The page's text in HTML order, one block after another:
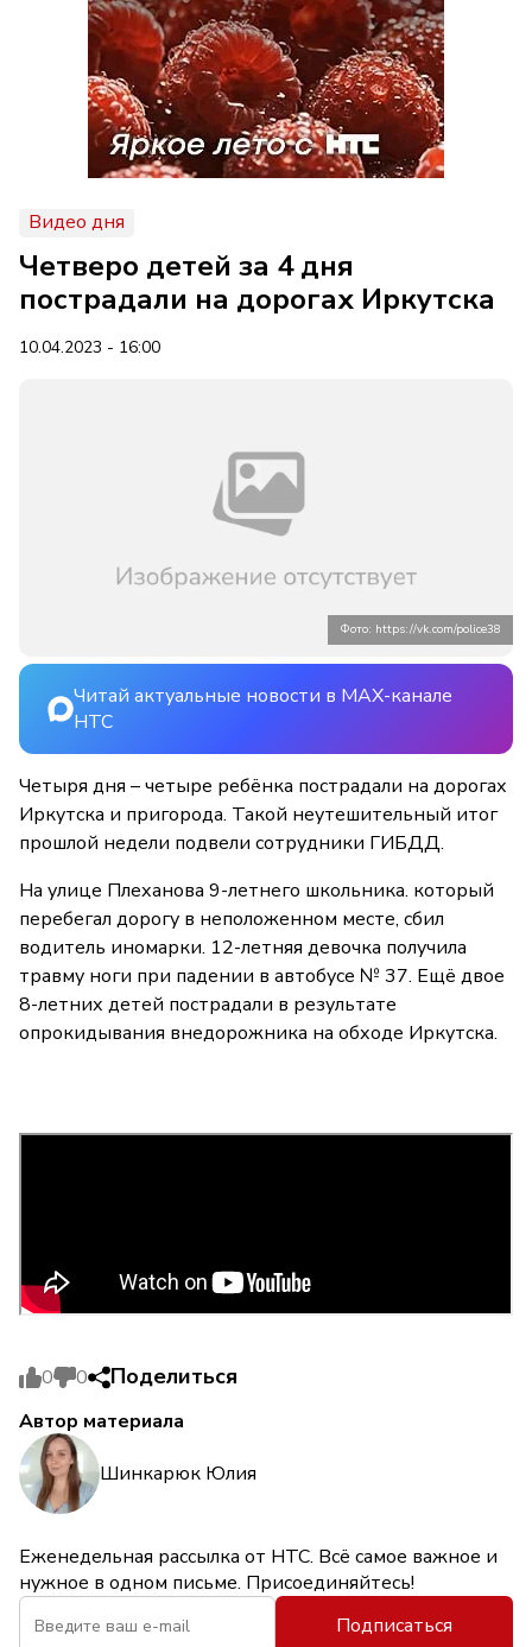
Видео дня
Четверо детей за 4 дня
пострадали на дорогах Иркутска
10.04.2023 - 16:00
Фото: https://vk.com/police38
Читай актуальные новости в MAX-канале
НТС
Четыря дня – четыре ребёнка пострадали на дорогах
Иркутска и пригорода. Такой неутешительный итог
прошлой недели подвели сотрудники ГИБДД.
На улице Плеханова 9-летнего школьника. который
перебегал дорогу в неположенном месте, сбил
водитель иномарки. 12-летняя девочка получила
травму ноги при падении в автобусе № 37. Ещё двое
8-летних детей пострадали в результате
опрокидывания внедорожника на обходе Иркутска.
0 0 Поделиться
Автор материала
Шинкарюк Юлия
Еженедельная рассылка от НТС. Всё самое важное и
нужное в одном письме. Присоединяйтесь!
Подписаться